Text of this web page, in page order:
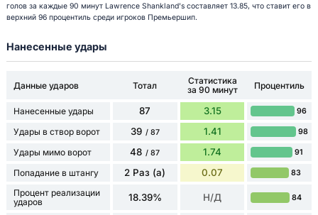
голов за каждые 90 минут Lawrence Shankland's составляет 13.85, что ставит его в
верхний 96 процентиль среди игроков Премьершип.
Нанесенные удары
Данные ударов Тотал
Статистика
за 90 минут
Процентиль
Нанесенные удары 87 3.15 96
Удары в створ ворот 39 / 87 1.41 98
Удары мимо ворот 48 / 87 1.74 91
Попадание в штангу 2 Раз (а) 0.07 83
Процент реализации
ударов
18.39% Н/Д 84